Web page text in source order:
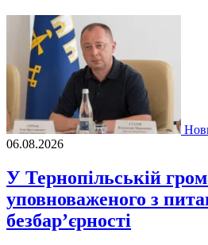
06.08.2026
У Тернопільській
уповноваженого з
безбар’єрності